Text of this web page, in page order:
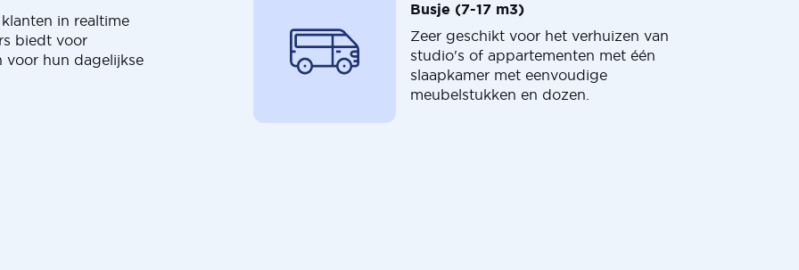
in realtime
biedt voor
voor hun dagelijkse
Busje (7-17 m3)
Zeer geschikt voor het verhuizen van
studio's of appartementen met één
slaapkamer met eenvoudige
meubelstukken en dozen.